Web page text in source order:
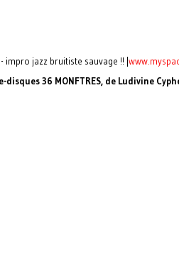
jazz bruitiste sauvage !! |
disques 36 MONFTRES, de Ludivine